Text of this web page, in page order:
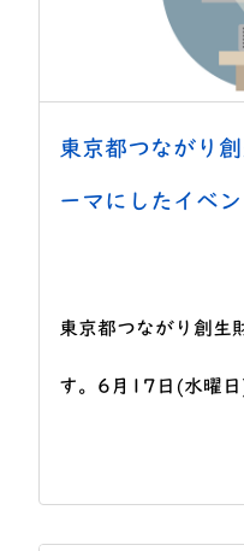
東京都つながり
ーマにしたイベ
東京都つながり創生
す。6月17日(水曜日